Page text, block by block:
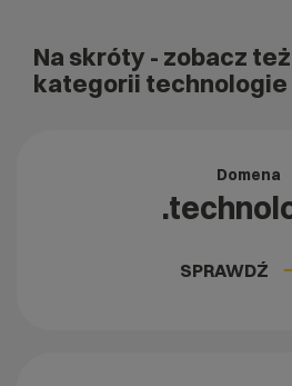
Na skróty - zobacz
kategorii technologie
Domena
SPRAWDŹ